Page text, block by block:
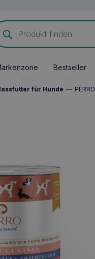
Bestseller
für Hunde —